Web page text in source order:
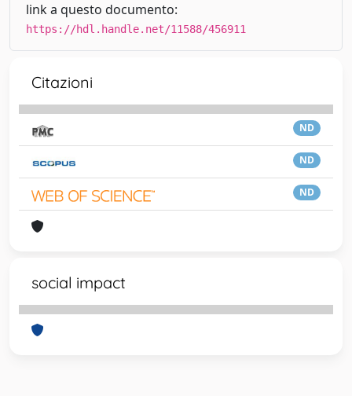
link a questo documento:
https://hdl.handle.net/11588/456911
Citazioni
ND
ND
ND
social impact